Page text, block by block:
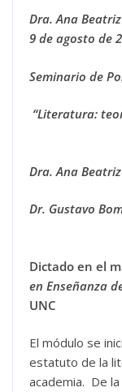
Dra. Ana
9 de agosto de
Seminario de
“Literatura:
Dra. Ana
Dr. Gustavo
Dictado en el
en Enseñanza
UNC
El módulo se
estatuto de la
academia. De